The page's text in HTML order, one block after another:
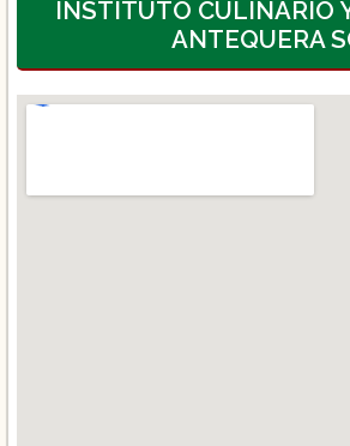
Repostería Internacional
INSTITUTO CULINARIO
ANTEQUERA